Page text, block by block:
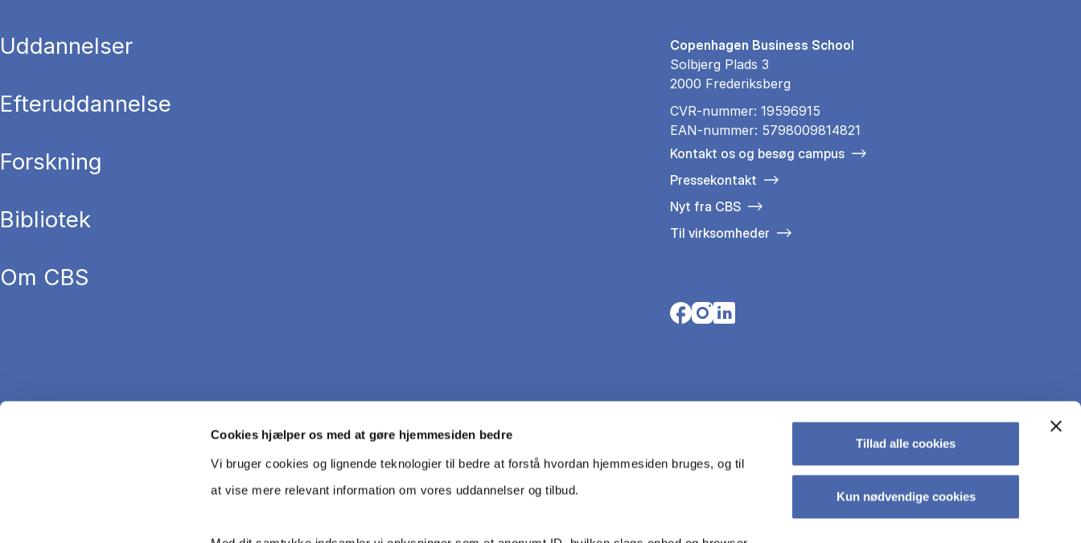
Cookies hjælper os med at gøre hjemmesiden bedre
Vi bruger cookies og lignende teknologier til bedre at forstå hvordan hjemmesiden bruges, og til
at vise mere relevant information om vores uddannelser og tilbud.
Tillad alle cookies
Kun nødvendige cookies
Uddannelser
Efteruddannelse
Forskning
Bibliotek
Om CBS
Copenhagen Business School
Solbjerg Plads 3
2000 Frederiksberg
CVR-nummer: 19596915
EAN-nummer: 5798009814821
Kontakt os og besøg campus
Pressekontakt
Nyt fra CBS
Til virksomheder
Opens in a new tab
Opens in a new tab
Opens in a new tab